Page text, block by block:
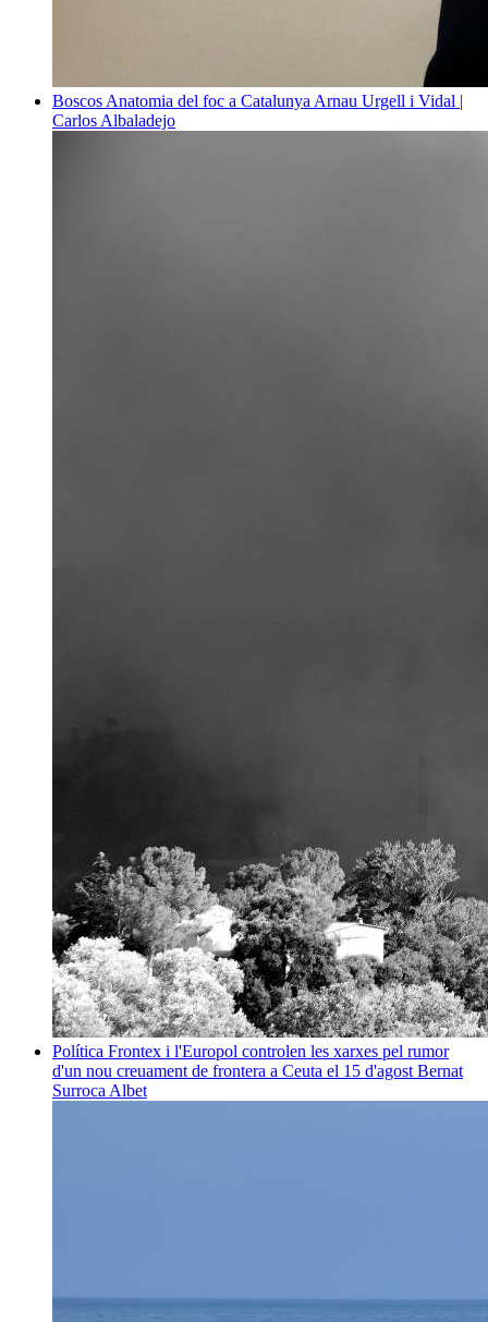
Boscos Anatomia del foc a Catalunya Arnau Urgell i Vidal |
Carlos Albaladejo
Política Frontex i l'Europol controlen les xarxes pel rumor
d'un nou creuament de frontera a Ceuta el 15 d'agost Bernat
Surroca Albet